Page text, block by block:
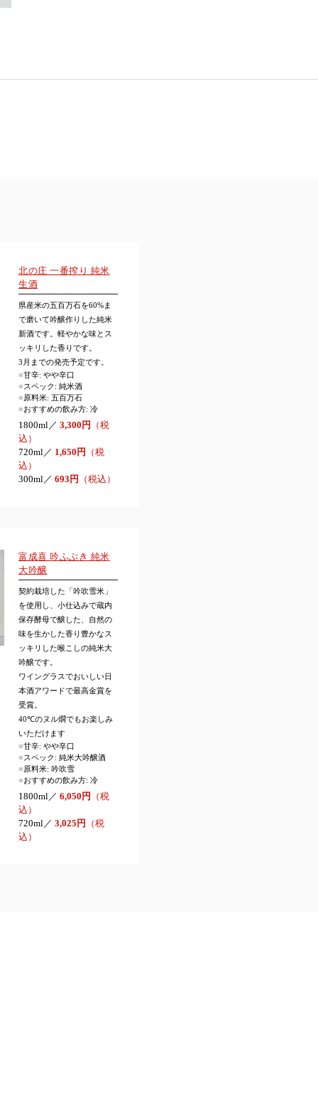
北の庄 一番搾り 純米
生酒
県産米の五百万石を60%ま
で磨いて吟醸作りした純米
新酒です。軽やかな味とス
ッキリした香りです。
3月までの発売予定です。
■甘辛: やや辛口
■スペック: 純米酒
■原料米: 五百万石
■おすすめの飲み方: 冷
1800ml／ 3,300円
（税
込）
720ml／ 1,650円
（税
込）
300ml／ 693円 （税込）
富成喜 吟ふぶき 純米
大吟醸
契約栽培した「吟吹雪米」
を使用し、小仕込みで蔵内
保存酵母で醸した、自然の
味を生かした香り豊かなス
ッキリした喉こしの純米大
吟醸です。
ワイングラスでおいしい日
本酒アワードで最高金賞を
受賞。
40℃のヌル燗でもお楽しみ
いただけます
■甘辛: やや辛口
■スペック: 純米大吟醸酒
■原料米: 吟吹雪
■おすすめの飲み方: 冷
1800ml／ 6,050円
（税
込）
720ml／ 3,025円
（税
込）